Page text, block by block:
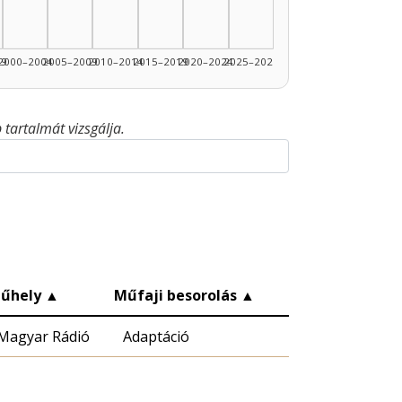
2005–20092010–20142015–20192020–20242025–2026
tartalmát vizsgálja.
▲ Műfaji besorolás ▲
Rádió Adaptáció